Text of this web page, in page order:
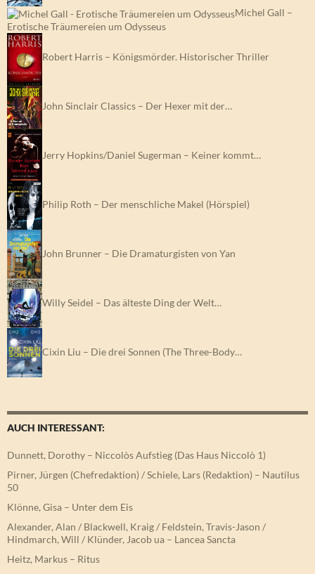
Michel Gall –
Erotische Träumereien um Odysseus
Robert Harris – Königsmörder. Historischer Thriller
John Sinclair Classics – Der Hexer mit der…
Jerry Hopkins/Daniel Sugerman – Keiner kommt…
Philip Roth – Der menschliche Makel (Hörspiel)
John Brunner – Die Dramaturgisten von Yan
Willy Seidel – Das älteste Ding der Welt…
Cixin Liu – Die drei Sonnen (The Three-Body…
AUCH INTERESSANT:
Dunnett, Dorothy – Niccolòs Aufstieg (Das Haus Niccolò 1)
Pirner, Jürgen (Chefredaktion) / Schiele, Lars (Redaktion) – Nautilus
50
Klönne, Gisa – Unter dem Eis
Alexander, Alan / Blackwell, Kraig / Feldstein, Travis-Jason /
Hindmarch, Will / Klünder, Jacob ua – Lancea Sancta
Heitz, Markus – Ritus